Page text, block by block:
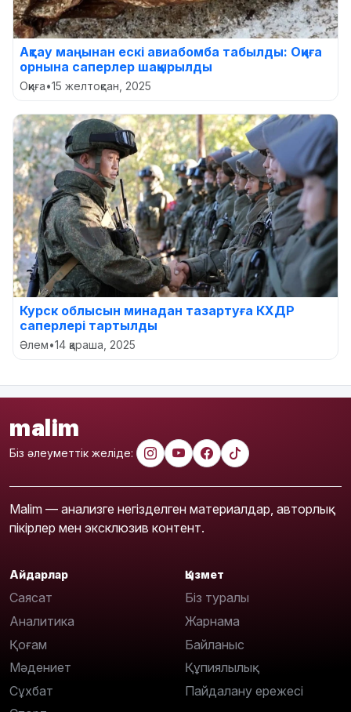
Ақтау маңынан ескі авиабомба табылды: Оқиға
орнына саперлер шақырылды
Оқиға•15 желтоқсан, 2025
Курск облысын минадан тазартуға КХДР
саперлері тартылды
Әлем•14 қараша, 2025
malim
Біз әлеуметтік желіде:
Malim — анализге негізделген материалдар, авторлық
пікірлер мен эксклюзив контент.
Айдарлар
Саясат
Аналитика
Қоғам
Мәдениет
Сұхбат
Қызмет
Біз туралы
Жарнама
Байланыс
Құпиялылық
Пайдалану ережесі